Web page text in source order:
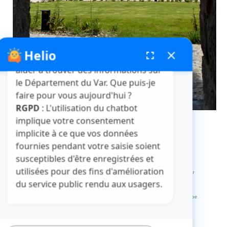
Crédits et mentions légales Plan du site La médiathèque
L'abbaye de La Celle L'HDE Var Visitvar La MDPH du Var
Archives départementales du Var Muséum départemental du Var
Le site des collèges du Var Le site des marchés publics du Var
Service Europe
Helio fenêtre de chatbot
fullscreen close
Bonjour, je suis Helio. Je peux vous
aider à trouver des informations sur
le Département du Var. Que puis-je
faire pour vous aujourd'hui ?
RGPD : L'utilisation du chatbot
implique votre consentement
implicite à ce que vos données
fournies pendant votre saisie soient
susceptibles d'être enregistrées et
utilisées pour des fins d'amélioration
du service public rendu aux usagers.